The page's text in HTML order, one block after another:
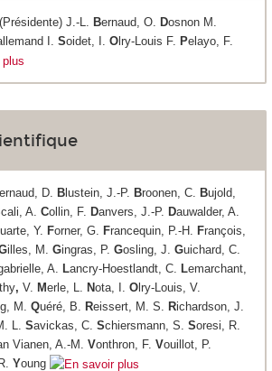
J.-L. Bernaud, O. Dosnon M.
I. Soidet, I. Olry-Louis F. Pelayo, F.
D. Blustein, J.-P. Broonen, C. Bujold,
A. Collin, F. Danvers, J.-P. Dauwalder, A.
uarte, Y. Forner, G. Francequin, P.-H. François,
illes, M. Gingras, P. Gosling, J. Guichard, C.
A. Lancry-Hoestlandt, C. Lemarchant,
, V. Merle, L. Nota, I. Olry-Louis, V.
M. Quéré, B. Reissert, M. S. Richardson, J.
L. Savickas, C. Schiersmann, S. Soresi, R.
Vianen, A.-M. Vonthron, F. Vouillot, P.
Young